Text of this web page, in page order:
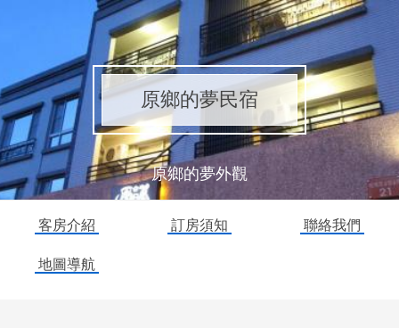
原鄉的夢民宿
原鄉的夢外觀
客房介紹 訂房須知 聯絡我們
地圖導航